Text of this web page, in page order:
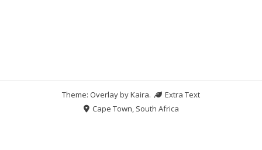
Theme: Overlay byKaira.
Extra Text
Cape Town, South Africa